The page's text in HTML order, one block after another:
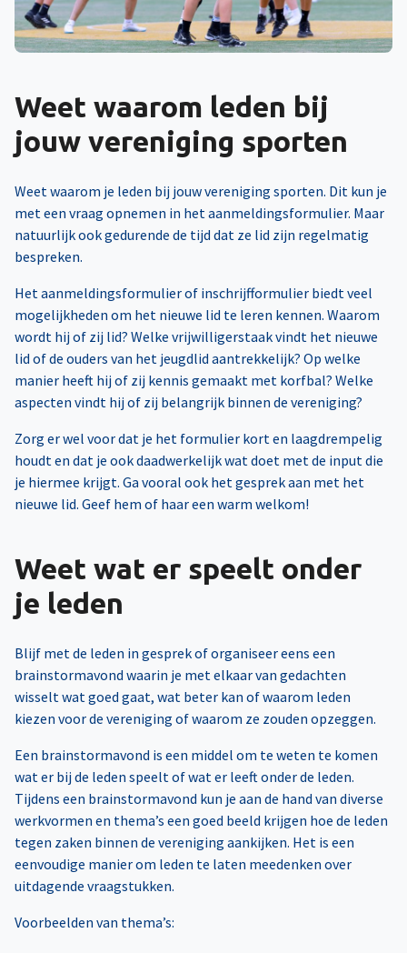
Weet waarom leden bij
jouw vereniging sporten
Weet waarom je leden bij jouw vereniging sporten. Dit kun je
met een vraag opnemen in het aanmeldingsformulier. Maar
natuurlijk ook gedurende de tijd dat ze lid zijn regelmatig
bespreken.
Het aanmeldingsformulier of inschrijfformulier biedt veel
mogelijkheden om het nieuwe lid te leren kennen. Waarom
wordt hij of zij lid? Welke vrijwilligerstaak vindt het nieuwe
lid of de ouders van het jeugdlid aantrekkelijk? Op welke
manier heeft hij of zij kennis gemaakt met korfbal? Welke
aspecten vindt hij of zij belangrijk binnen de vereniging?
Zorg er wel voor dat je het formulier kort en laagdrempelig
houdt en dat je ook daadwerkelijk wat doet met de input die
je hiermee krijgt. Ga vooral ook het gesprek aan met het
nieuwe lid. Geef hem of haar een warm welkom!
Weet wat er speelt onder
je leden
Blijf met de leden in gesprek of organiseer eens een
brainstormavond waarin je met elkaar van gedachten
wisselt wat goed gaat, wat beter kan of waarom leden
kiezen voor de vereniging of waarom ze zouden opzeggen.
Een brainstormavond is een middel om te weten te komen
wat er bij de leden speelt of wat er leeft onder de leden.
Tijdens een brainstormavond kun je aan de hand van diverse
werkvormen en thema’s een goed beeld krijgen hoe de leden
tegen zaken binnen de vereniging aankijken. Het is een
eenvoudige manier om leden te laten meedenken over
uitdagende vraagstukken.
Voorbeelden van thema’s: